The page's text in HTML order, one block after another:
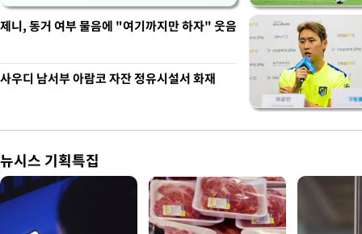
제니, 동거 여부 물음에 "여기까지만 하자" 웃음
사우디 남서부 아람코 자잔 정유시설서 화재
뉴시스 기획특집